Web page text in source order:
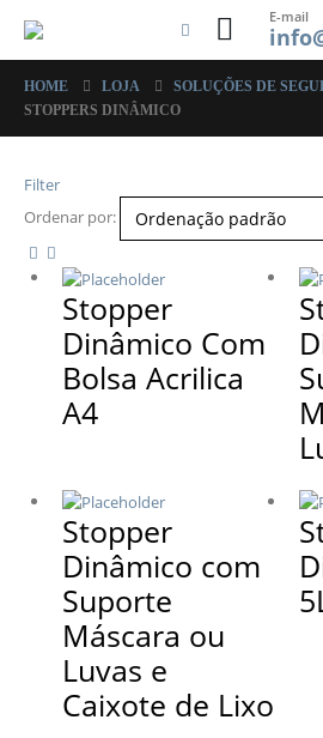
E-mail
HOME LOJA
SOLUÇÕES DE
STOPPERS DINÂMICO
Filter
Ordenar por:
Stopper
Dinâmico Com
Bolsa Acrilica
A4
Stopper
Dinâmico com
Suporte
Máscara ou
Luvas e
Caixote de Lixo